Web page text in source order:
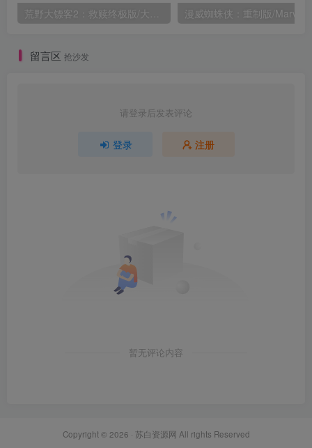
荒野大镖客2：救赎终极版/大表哥2/Red Dead Redemption 2: Ultimate Edition
留言区 抢沙发
请登录后发表评论
登录 注册
暂无评论内容
Copyright © 2026 · 苏白资源网 All rights Reserved